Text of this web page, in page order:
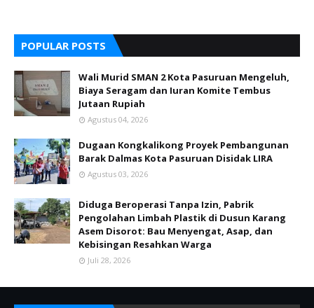
POPULAR POSTS
Wali Murid SMAN 2 Kota Pasuruan Mengeluh,
Biaya Seragam dan Iuran Komite Tembus
Jutaan Rupiah
Agustus 04, 2026
Dugaan Kongkalikong Proyek Pembangunan
Barak Dalmas Kota Pasuruan Disidak LIRA
Agustus 03, 2026
Diduga Beroperasi Tanpa Izin, Pabrik
Pengolahan Limbah Plastik di Dusun Karang
Asem Disorot: Bau Menyengat, Asap, dan
Kebisingan Resahkan Warga
Juli 28, 2026